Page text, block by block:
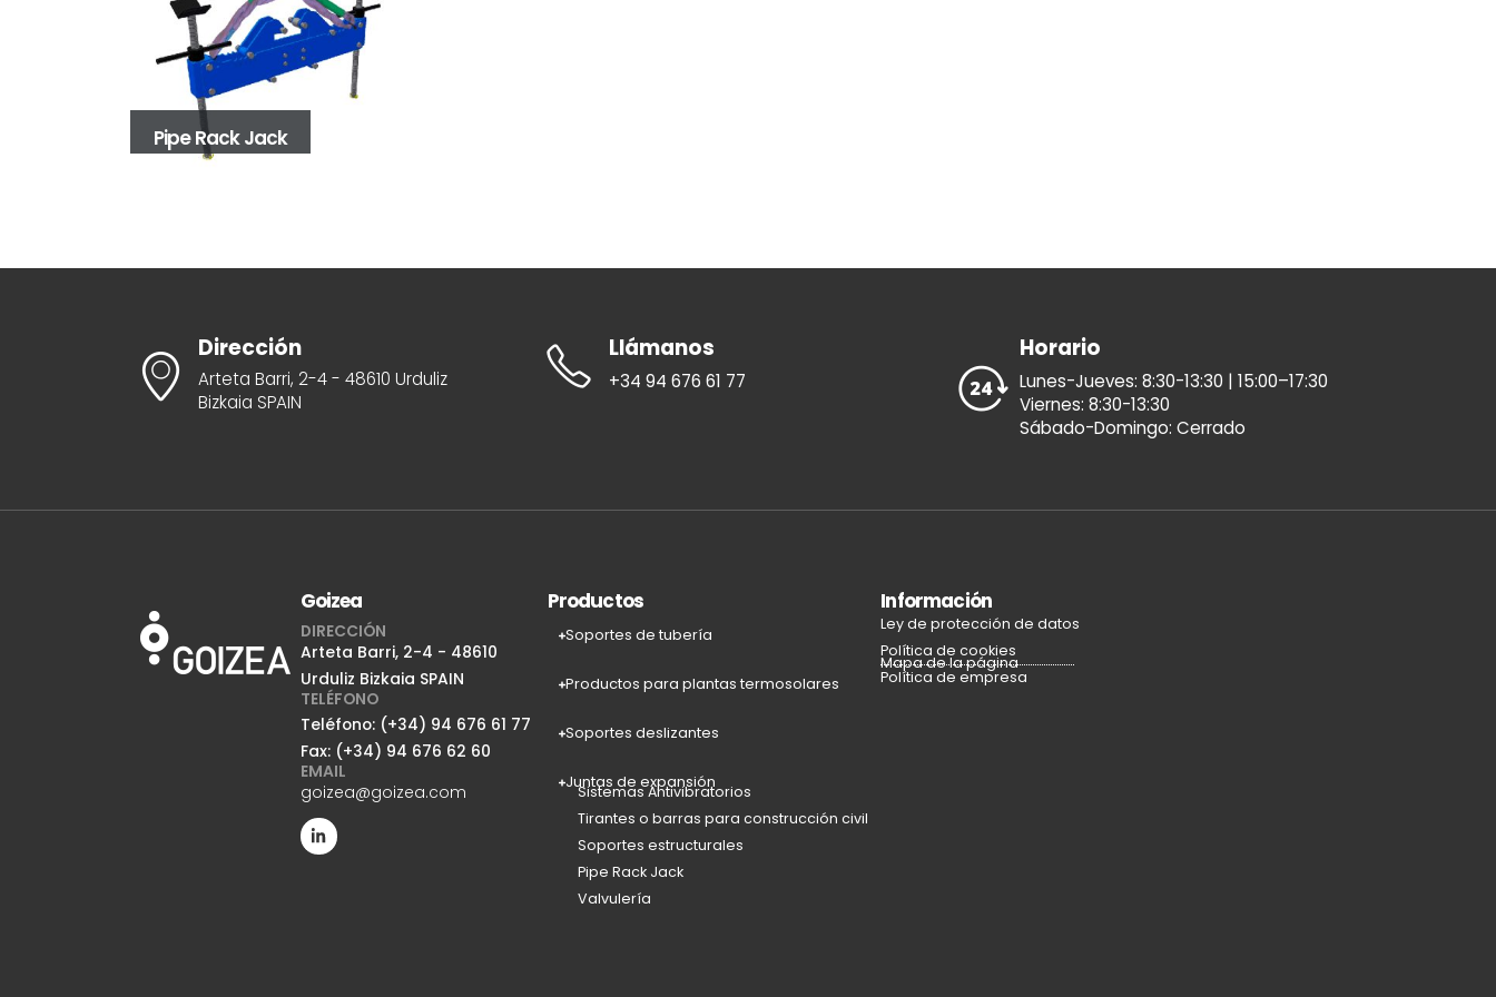
Pipe Rack Jack
Dirección
Arteta Barri, 2-4 - 48610 Urduliz
Bizkaia SPAIN
Llámanos
+34 94 676 61 77
Horario
Lunes-Jueves: 8:30-13:30 | 15:00–17:30
Viernes: 8:30-13:30
Sábado-Domingo: Cerrado
Goizea
DIRECCIÓN
Arteta Barri, 2-4 - 48610
Urduliz Bizkaia SPAIN
TELÉFONO
Teléfono: (+34) 94 676 61 77
Fax: (+34) 94 676 62 60
EMAIL
goizea@goizea.com
Productos
Soportes de tubería
Productos para plantas termosolares
Soportes deslizantes
Juntas de expansión
Sistemas Antivibratorios
Tirantes o barras para construcción civil
Soportes estructurales
Pipe Rack Jack
Valvulería
Información
Ley de protección de datos
Política de cookies
Política de empresa
Mapa de la página